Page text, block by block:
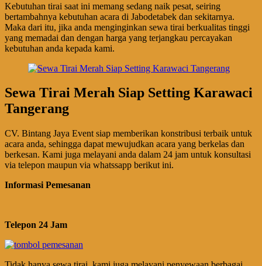
Kebutuhan tirai saat ini memang sedang naik pesat, seiring
bertambahnya kebutuhan acara di Jabodetabek dan sekitarnya.
Maka dari itu, jika anda menginginkan sewa tirai berkualitas tinggi
yang memadai dan dengan harga yang terjangkau percayakan
kebutuhan anda kepada kami.
Sewa Tirai Merah Siap Setting Karawaci
Tangerang
CV. Bintang Jaya Event siap memberikan konstribusi terbaik untuk
acara anda, sehingga dapat mewujudkan acara yang berkelas dan
berkesan. Kami juga melayani anda dalam 24 jam untuk konsultasi
via telepon maupun via whatssapp berikut ini.
Informasi Pemesanan
Telepon 24 Jam